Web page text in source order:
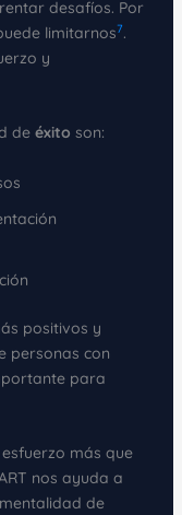
desafíos. Por
limitarnos7.
y
de éxito son:
positivos y
personas con
para
más que
nos ayuda a
de